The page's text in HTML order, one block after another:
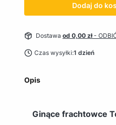
Dodaj do
Dostawa od 0,00 zł-
Czas wysyłki:1 dzień
Opis
Ginące frachtowce